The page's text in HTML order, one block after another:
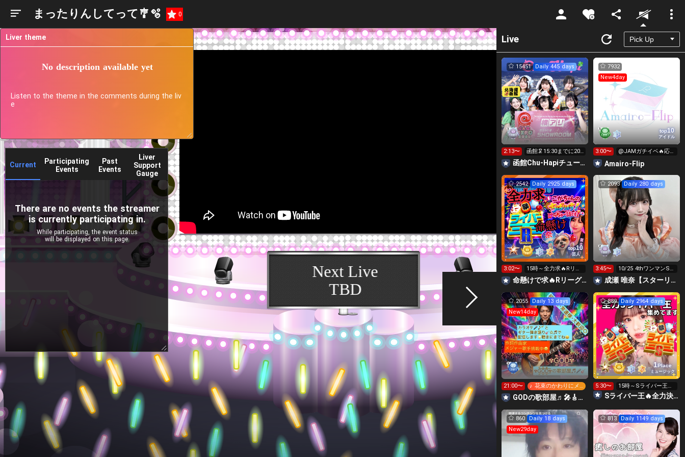
まったりんしてって🎐🫧‪ 0
Unmute
Current
Participating
Events
Past
Events
Liver
Support
Gauge
There are no events the streamer
is currently participating in.
While participating, the event status
will be displayed on this page.
Liver theme
No description available yet
Listen to the theme in the comments during the liv
e
Live
15451 Daily 445 days
2:13〜
函館🦑15:30までに200
万pt🤩🤩
函館Chu-Hapiチューハピ🌈
top10
アイドル
7932
New4day
3:00〜
@JAMガチイベ🔥応援
してね♡♡
Amairo-Flip
top10
芸人
2542 Daily 2925 days
3:02〜
15時～全力求🔥Rリー
グギフト🙏8日まで⚠
色々温存
命懸けで求🔥Rリーグ👑夏祭実行委員長🎆こがちゃんのちばります
2093 Daily 280 days
3:45〜
10/25 4thワンマンSS
チケット残り3枚‼️
成瀬 唯奈【スターリットストーリー】
2055
Daily 13 days
New14day
21:00〜
♪ 花束のかわりにメ
ロディーを
GODの歌部屋♬🎤🎸☆♬🌟
1Place
ミュージック
889 Daily 2964 days
5:30〜
15時～Sライバー王👑
投げれます
Sライバー王🔥全力決勝🗽🌈Annnnnaの空⛱
860
Daily 18 days
New29day
813 Daily 1149 days